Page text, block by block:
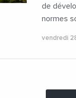
de
normes
vendredi